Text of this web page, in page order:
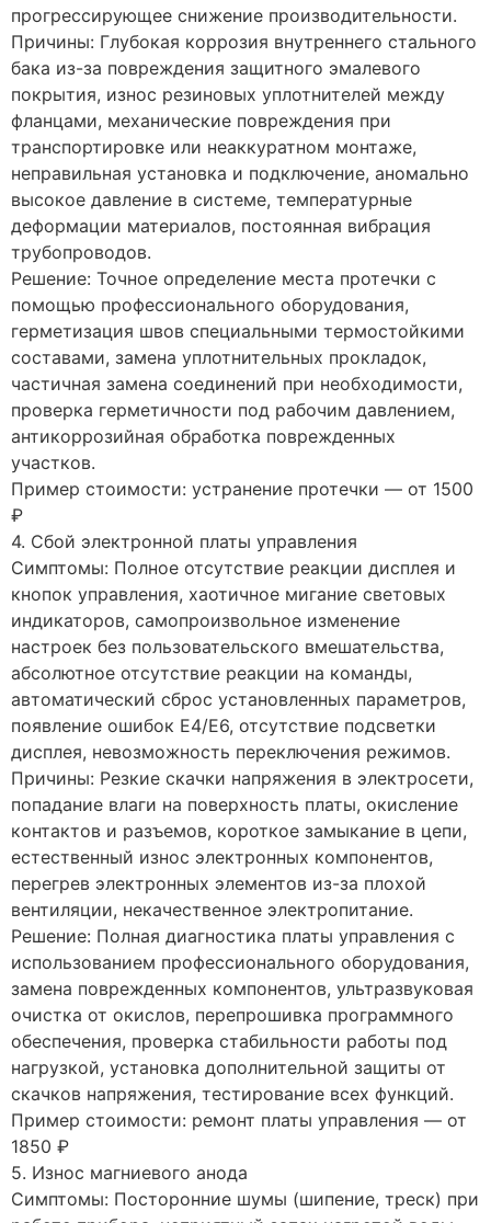
прогрессирующее снижение производительности.
Причины: Глубокая коррозия внутреннего стального
бака из-за повреждения защитного эмалевого
покрытия, износ резиновых уплотнителей между
фланцами, механические повреждения при
транспортировке или неаккуратном монтаже,
неправильная установка и подключение, аномально
высокое давление в системе, температурные
деформации материалов, постоянная вибрация
трубопроводов.
Решение: Точное определение места протечки с
помощью профессионального оборудования,
герметизация швов специальными термостойкими
составами, замена уплотнительных прокладок,
частичная замена соединений при необходимости,
проверка герметичности под рабочим давлением,
антикоррозийная обработка поврежденных
участков.
Пример стоимости: устранение протечки — от 1500
₽
4. Сбой электронной платы управления
Симптомы: Полное отсутствие реакции дисплея и
кнопок управления, хаотичное мигание световых
индикаторов, самопроизвольное изменение
настроек без пользовательского вмешательства,
абсолютное отсутствие реакции на команды,
автоматический сброс установленных параметров,
появление ошибок E4/E6, отсутствие подсветки
дисплея, невозможность переключения режимов.
Причины: Резкие скачки напряжения в электросети,
попадание влаги на поверхность платы, окисление
контактов и разъемов, короткое замыкание в цепи,
естественный износ электронных компонентов,
перегрев электронных элементов из-за плохой
вентиляции, некачественное электропитание.
Решение: Полная диагностика платы управления с
использованием профессионального оборудования,
замена поврежденных компонентов, ультразвуковая
очистка от окислов, перепрошивка программного
обеспечения, проверка стабильности работы под
нагрузкой, установка дополнительной защиты от
скачков напряжения, тестирование всех функций.
Пример стоимости: ремонт платы управления — от
1850 ₽
5. Износ магниевого анода
Симптомы: Посторонние шумы (шипение, треск) при